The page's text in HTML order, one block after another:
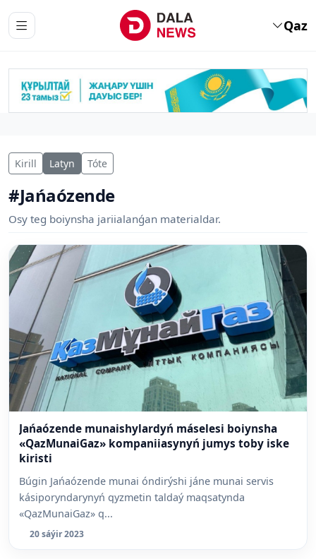
Qaz
Kirill Latyn Tóte
#Jańaózende
Osy teg boiynsha jariialanǵan materialdar.
Jańaózende munaishylardyń máselesi boiynsha
«QazMunaiGaz» kompaniiasynyń jumys toby iske
kiristi
Búgin Jańaózende munai óndirýshi jáne munai servis
kásiporyndarynyń qyzmetin taldaý maqsatynda
«QazMunaiGaz» q...
20 sáýir 2023